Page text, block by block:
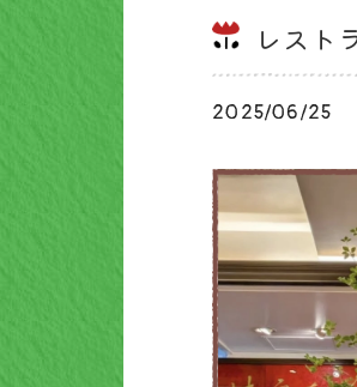
レスト
2025/06/25